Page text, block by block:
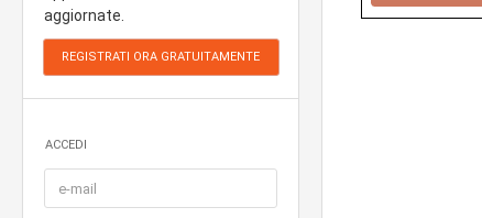
aggiornate.
ACCEDI